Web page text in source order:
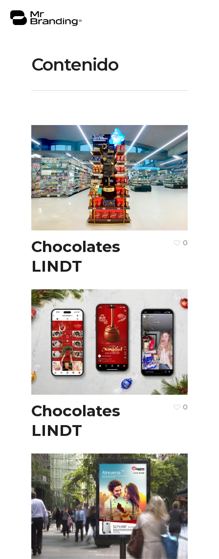
Contenido
Chocolates
LINDT
0
Chocolates
LINDT
0
Portafolio
Asesorías
Insights
Contacto
Español Inglés
+57 313 4561167
Términos y Condiciones
Política de privacidad